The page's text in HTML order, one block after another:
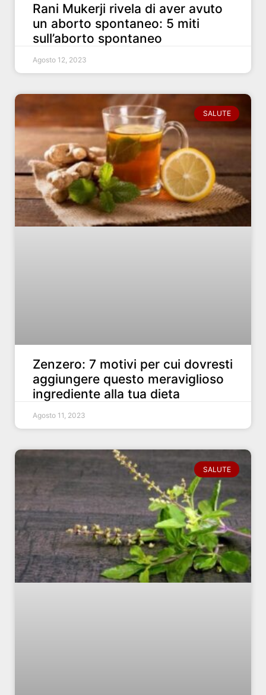
Rani Mukerji rivela di aver avuto
un aborto spontaneo: 5 miti
sull’aborto spontaneo
Agosto 12, 2023
SALUTE
Zenzero: 7 motivi per cui dovresti
aggiungere questo meraviglioso
ingrediente alla tua dieta
Agosto 11, 2023
SALUTE